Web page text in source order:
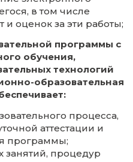
портфолио
доступа к
практик,
изданиям и
программах
практик по